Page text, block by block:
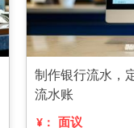
制作银行流水，
流水账
¥： 面议